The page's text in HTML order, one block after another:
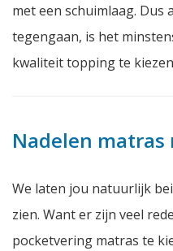
met een schuimlaag. Dus
tegengaan, is het
kwaliteit topping te
Nadelen
We laten jou natuurlijk
zien. Want er zijn veel
pocketvering matras te